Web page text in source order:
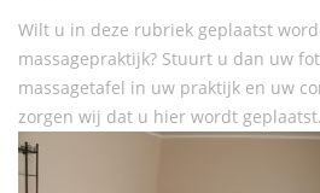
Wilt u in deze rubriek geplaatst
massagepraktijk? Stuurt u dan uw
massagetafel in uw praktijk en uw
zorgen wij dat u hier wordt geplaatst.